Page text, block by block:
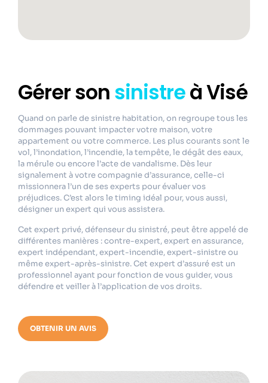
Gérer sonsinistreà Visé
Quand on parle de sinistre habitation, on regroupe tous les
dommages pouvant impacter votre maison, votre
appartement ou votre commerce. Les plus courants sont le
vol, l’inondation, l’incendie, la tempête, le dégât des eaux,
la mérule ou encore l’acte de vandalisme. Dès leur
signalement à votre compagnie d’assurance, celle-ci
missionnera l’un de ses experts pour évaluer vos
préjudices. C’est alors le timing idéal pour, vous aussi,
désigner un expert qui vous assistera.
Cet expert privé, défenseur du sinistré, peut être appelé de
différentes manières : contre-expert, expert en assurance,
expert indépendant, expert-incendie, expert-sinistre ou
même expert-après-sinistre. Cet expert d’assuré est un
professionnel ayant pour fonction de vous guider, vous
défendre et veiller à l’application de vos droits.
OBTENIR UN AVIS